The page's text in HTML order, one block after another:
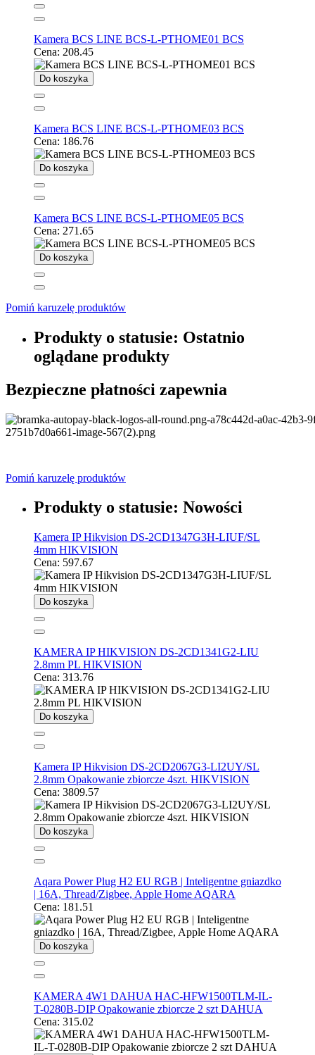
Kamera BCS LINE BCS-L-PTHOME01 BCS
Cena: 208.45
Do koszyka
Kamera BCS LINE BCS-L-PTHOME03 BCS
Cena: 186.76
Do koszyka
Kamera BCS LINE BCS-L-PTHOME05 BCS
Cena: 271.65
Do koszyka
Pomiń karuzelę produktów
Produkty o statusie: Ostatnio
oglądane produkty
Bezpieczne płatności zapewnia
Pomiń karuzelę produktów
Produkty o statusie: Nowości
Kamera IP Hikvision DS-2CD1347G3H-LIUF/SL
4mm HIKVISION
Cena: 597.67
Do koszyka
KAMERA IP HIKVISION DS-2CD1341G2-LIU
2.8mm PL HIKVISION
Cena: 313.76
Do koszyka
Kamera IP Hikvision DS-2CD2067G3-LI2UY/SL
2.8mm Opakowanie zbiorcze 4szt. HIKVISION
Cena: 3809.57
Do koszyka
Aqara Power Plug H2 EU RGB | Inteligentne gniazdko
| 16A, Thread/Zigbee, Apple Home AQARA
Cena: 181.51
Do koszyka
KAMERA 4W1 DAHUA HAC-HFW1500TLM-IL-
T-0280B-DIP Opakowanie zbiorcze 2 szt DAHUA
Cena: 315.02